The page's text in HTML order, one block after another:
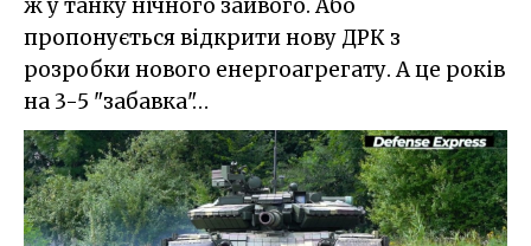
ж у танку нічного зайвого. Або
пропонується відкрити нову ДРК з
розробки нового енергоагрегату. А це років
на 3-5 "забавка"…